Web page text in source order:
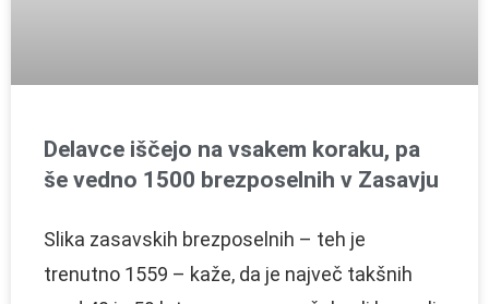
Delavce iščejo na vsakem koraku, pa
še vedno 1500 brezposelnih v Zasavju
Slika zasavskih brezposelnih – teh je
trenutno 1559 – kaže, da je največ takšnih